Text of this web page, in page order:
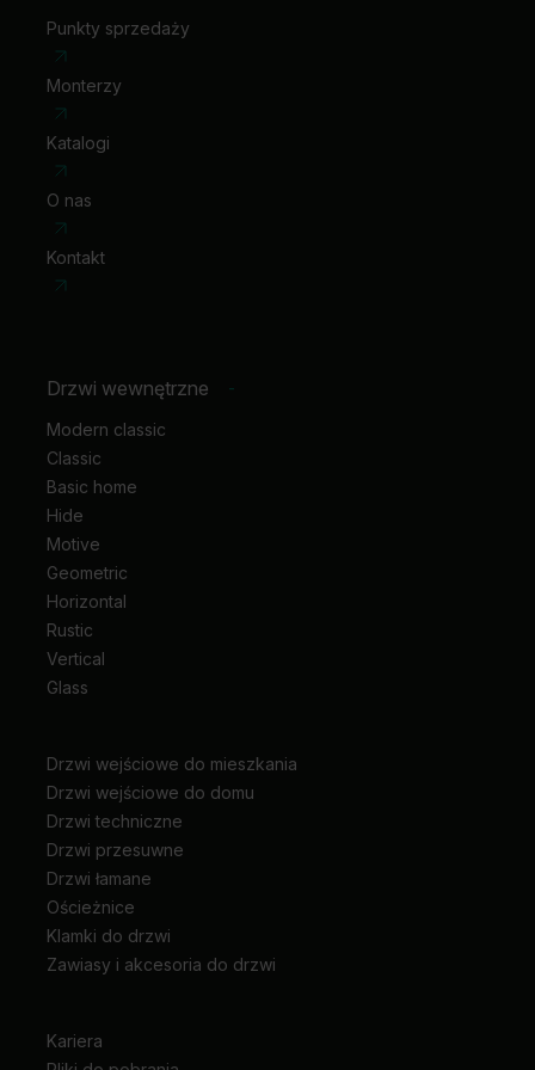
Punkty sprzedaży
Monterzy
Katalogi
O nas
Kontakt
Drzwi wewnętrzne -
Modern classic
Classic
Basic home
Hide
Motive
Geometric
Horizontal
Rustic
Vertical
Glass
Drzwi wejściowe do mieszkania
Drzwi wejściowe do domu
Drzwi techniczne
Drzwi przesuwne
Drzwi łamane
Ościeżnice
Klamki do drzwi
Zawiasy i akcesoria do drzwi
Kariera